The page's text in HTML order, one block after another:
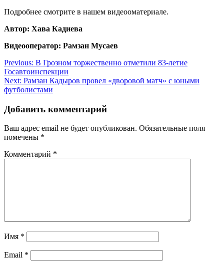
Подробнее смотрите в нашем видеооматериале.
Автор: Хава Кадиева
Видеооператор: Рамзан Мусаев
Навигация
по
записям
Previous: В Грозном торжественно отметили 83-летие
Госавтоинспекции
Next: Рамзан Кадыров провел «дворовой матч» с юными
футболистами
Добавить комментарий
Ваш адрес email не будет опубликован. Обязательные поля
помечены *
Комментарий *
Имя *
Email *